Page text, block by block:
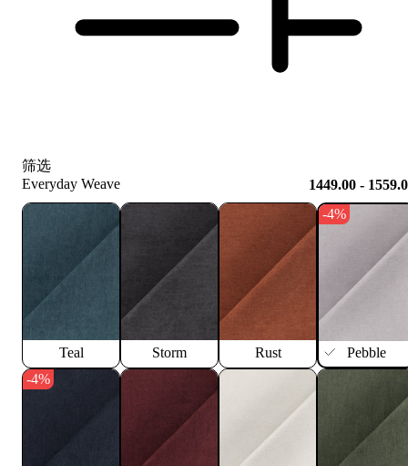
筛选
Everyday Weave
1449.00 -
Teal Storm Rust
-4%
Pebble
-4%